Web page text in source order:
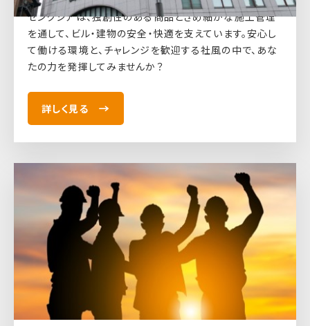
センクシアは、独創性のある商品ときめ細かな施工管理
を通して、ビル・建物の安全・快適を支えています。安心し
て働ける環境と、チャレンジを歓迎する社風の中で、あな
たの力を発揮してみませんか？
詳しく見る